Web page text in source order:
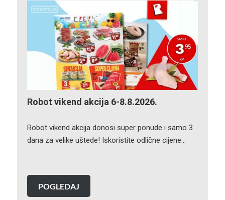
Robot vikend akcija 6-8.8.2026.
Robot vikend akcija donosi super ponude i samo 3
dana za velike uštede! Iskoristite odlične cijene…
POGLEDAJ